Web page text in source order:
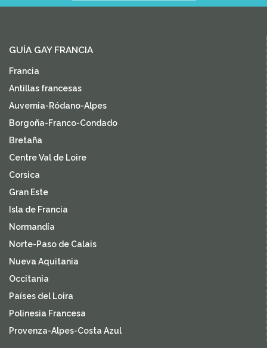
GUÍA GAY FRANCIA
Francia
Antillas francesas
Auvernia-Ródano-Alpes
Borgoña-Franco-Condado
Bretaña
Centre Val de Loire
Corsica
Gran Este
Isla de Francia
Normandía
Norte-Paso de Calais
Nueva Aquitania
Occitania
Países del Loira
Polinesia Francesa
Provenza-Alpes-Costa Azul